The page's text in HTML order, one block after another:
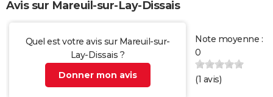
Avis sur Mareuil-sur-Lay-Dissais
Quel est votre avis sur Mareuil-sur-
Lay-Dissais ?
Donner mon avis
Note moyenne :
0
(1 avis)